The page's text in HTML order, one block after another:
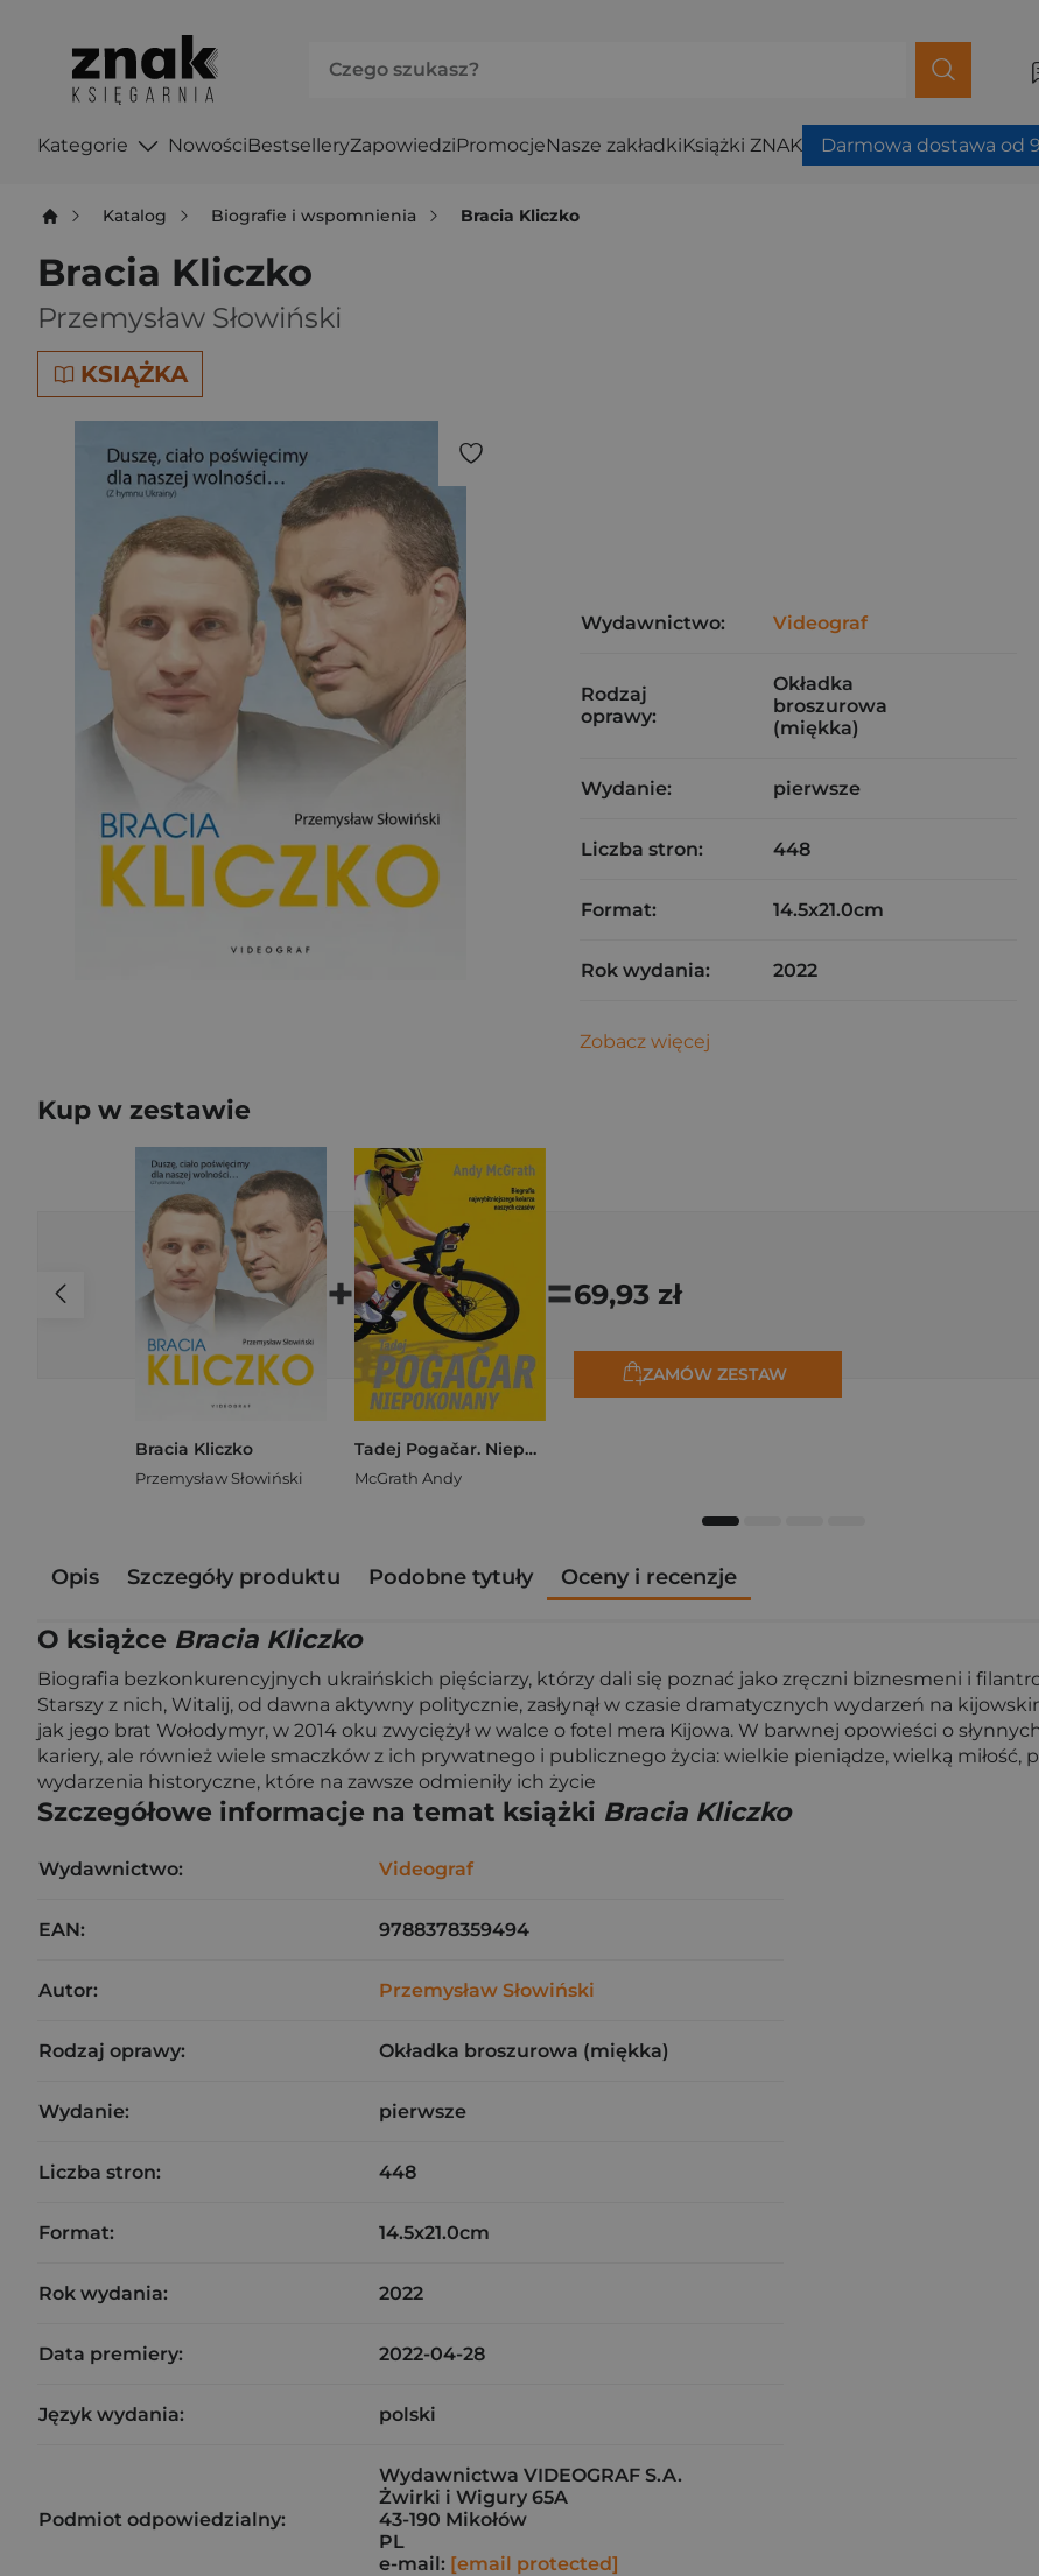
Kategorie NowościBestselleryZapowiedziPromocjeNasze zakładkiKsiążki ZNAK Darmowa dostawa od
Katalog Biografie i wspomnienia Bracia Kliczko
Bracia Kliczko
Przemysław Słowiński
KSIĄŻKA
Wydawnictwo: Videograf
Rodzaj
oprawy:
Okładka
broszurowa
(miękka)
Wydanie: pierwsze
Liczba stron: 448
Format: 14.5x21.0cm
Rok wydania: 2022
Zobacz więcej
Kup w zestawie
Bracia Kliczko
Przemysław Słowiński
+
Tadej Pogačar. Niepokonany
McGrath Andy
=69,93 zł
ZAMÓW ZESTAW
Opis Szczegóły produktu Podobne tytuły Oceny i recenzje
O książce Bracia Kliczko
Biografia bezkonkurencyjnych ukraińskich pięściarzy, którzy dali się poznać jako zręczni biznesmeni i
Starszy z nich, Witalij, od dawna aktywny politycznie, zasłynął w czasie dramatycznych wydarzeń na
jak jego brat Wołodymyr, w 2014 oku zwyciężył w walce o fotel mera Kijowa. W barwnej opowieści o
kariery, ale również wiele smaczków z ich prywatnego i publicznego życia: wielkie pieniądze, wielką
wydarzenia historyczne, które na zawsze odmieniły ich życie
Szczegółowe informacje na temat książki Bracia Kliczko
Wydawnictwo: Videograf
EAN: 9788378359494
Autor: Przemysław Słowiński
Rodzaj oprawy: Okładka broszurowa (miękka)
Wydanie: pierwsze
Liczba stron: 448
Format: 14.5x21.0cm
Rok wydania: 2022
Data premiery: 2022-04-28
Język wydania: polski
Podmiot odpowiedzialny:
Wydawnictwa VIDEOGRAF S.A.
Żwirki i Wigury 65A
43-190 Mikołów
PL
e-mail: [email protected]